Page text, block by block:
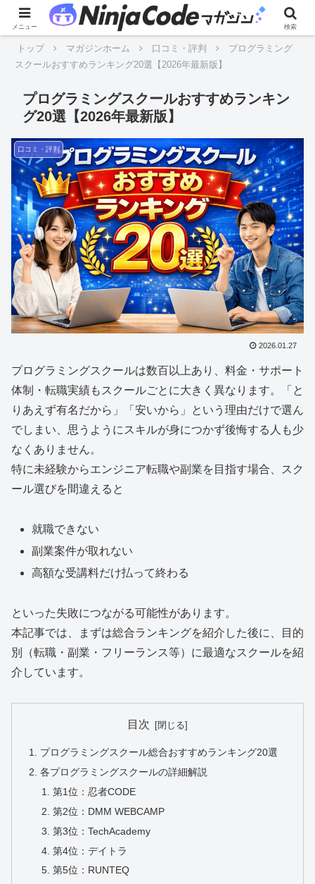
トップ マガジンホーム 口コミ・評判
プログラミング
スクールおすすめランキング20選【2026年最新版】
プログラミングスクールおすすめランキン
グ20選【2026年最新版】
口コミ・評判
2026.01.27
プログラミングスクールは数百以上あり、料金・サポート
体制・転職実績もスクールごとに大きく異なります。「と
りあえず有名だから」「安いから」という理由だけで選ん
でしまい、思うようにスキルが身につかず後悔する人も少
なくありません。
特に未経験からエンジニア転職や副業を目指す場合、スク
ール選びを間違えると
就職できない
副業案件が取れない
高額な受講料だけ払って終わる
といった失敗につながる可能性があります。
本記事では、まずは総合ランキングを紹介した後に、目的
別（転職・副業・フリーランス等）に最適なスクールを紹
介しています。
目次
プログラミングスクール総合おすすめランキング20選
各プログラミングスクールの詳細解説
第1位：忍者CODE
第2位：DMM WEBCAMP
第3位：TechAcademy
第4位：デイトラ
第5位：RUNTEQ
メニュー 検索